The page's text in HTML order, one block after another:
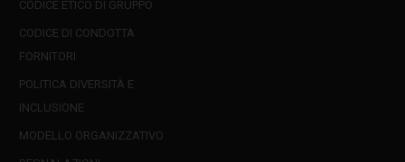
CODICE ETICO DI GRUPPO
CODICE DI CONDOTTA
FORNITORI
POLITICA DIVERSITÀ E
INCLUSIONE
MODELLO ORGANIZZATIVO